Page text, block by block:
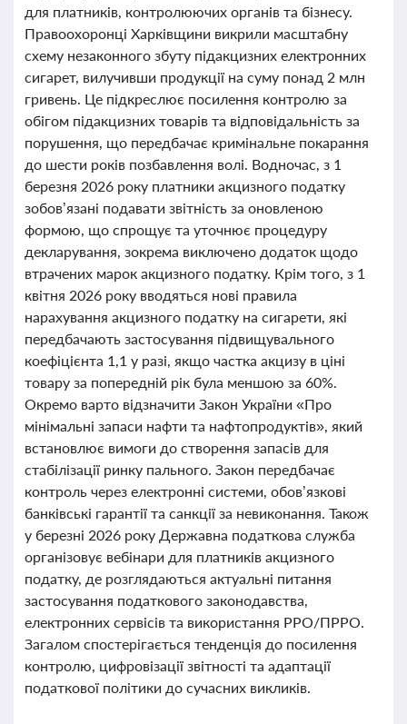
для платників, контролюючих органів та бізнесу.
Правоохоронці Харківщини викрили масштабну
схему незаконного збуту підакцизних електронних
сигарет, вилучивши продукції на суму понад 2 млн
гривень. Це підкреслює посилення контролю за
обігом підакцизних товарів та відповідальність за
порушення, що передбачає кримінальне покарання
до шести років позбавлення волі. Водночас, з 1
березня 2026 року платники акцизного податку
зобов’язані подавати звітність за оновленою
формою, що спрощує та уточнює процедуру
декларування, зокрема виключено додаток щодо
втрачених марок акцизного податку. Крім того, з 1
квітня 2026 року вводяться нові правила
нарахування акцизного податку на сигарети, які
передбачають застосування підвищувального
коефіцієнта 1,1 у разі, якщо частка акцизу в ціні
товару за попередній рік була меншою за 60%.
Окремо варто відзначити Закон України «Про
мінімальні запаси нафти та нафтопродуктів», який
встановлює вимоги до створення запасів для
стабілізації ринку пального. Закон передбачає
контроль через електронні системи, обов’язкові
банківські гарантії та санкції за невиконання. Також
у березні 2026 року Державна податкова служба
організовує вебінари для платників акцизного
податку, де розглядаються актуальні питання
застосування податкового законодавства,
електронних сервісів та використання РРО/ПРРО.
Загалом спостерігається тенденція до посилення
контролю, цифровізації звітності та адаптації
податкової політики до сучасних викликів.